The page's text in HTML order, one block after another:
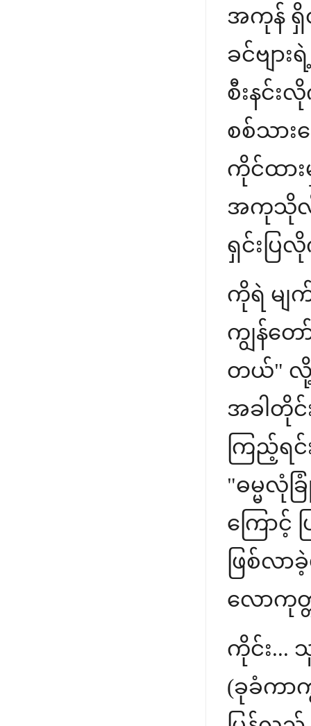
အကုန် ရှိ
ခင်ဗျာ
စီးနင်း
စစ်သား
ကိုင်ထာ
အကုသိုလ်
ရှင်းပြ
ကိုရဲ မျက်
ကျွန်တေ
တယ်" လို့
အခါတို
ကြည့်ရ
"ဓမ္မလုံ
ကြောင့်
ဖြစ်လာ
လောကုတ္
ကိုင်း...
(ခုခံကာ